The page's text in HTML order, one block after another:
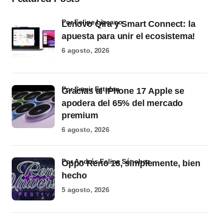
Lenovo Qira y Smart Connect: la
apuesta para unir el ecosistema!
por Felipe Lizcano
6 agosto, 2026
Gracias al iPhone 17 Apple se
apodera del 65% del mercado
premium
por Samir Estefan
6 agosto, 2026
Oppo Reno 16, simplemente, bien
hecho
por Andrés Felipe Sánchez
5 agosto, 2026